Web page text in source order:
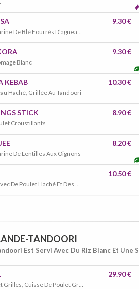
Beignets À La Farine De Blé Fourrés D’agneau Haché, Coriandre, Fines Herbes, Curcuma
9.30 €
Blanc
9.30 €
KEBAB
Haché, Grillée Au Tandoori
10.30 €
STICK
Croustillants
8.90 €
De Lentilles Aux Oignons
8.20 €
Ravioli Fourré Avec De Poulet Haché Et Des Herbes Cuit À La Vapeur
10.50 €
TANDOORI
Est Servi Avec Du Riz Blanc Et Une
Blancs De Poulet Grilles, Cuisse De Poulet Grillé, Côte D’agneau Grillé, Scampis Grillé
29.90 €